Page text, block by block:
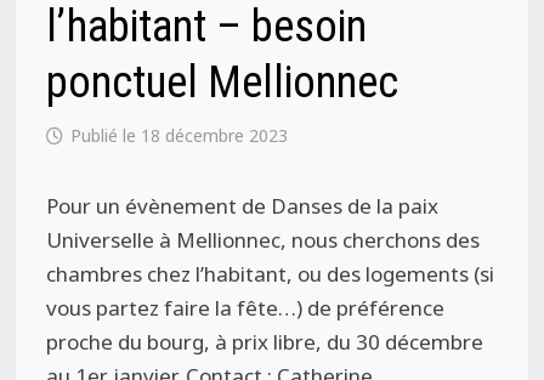
l’habitant – besoin
ponctuel Mellionnec
18 décembre 2023
Pour un évènement de Danses de la paix
Universelle à Mellionnec, nous cherchons des
chambres chez l’habitant, ou des logements (si
vous partez faire la fête…) de préférence
proche du bourg, à prix libre, du 30 décembre